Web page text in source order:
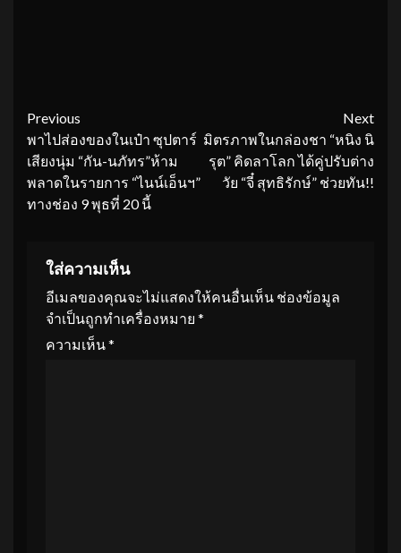
Continue
Reading
Previous
พาไปส่องของในเป๋า ซุปตาร์
เสียงนุ่ม “กัน-นภัทร”ห้าม
พลาดในรายการ “ไนน์เอ็นฯ”
ทางช่อง 9 พุธที่ 20 นี้
Next
มิตรภาพในกล่องชา “หนิง นิ
รุต” คิดลาโลก ได้คู่ปรับต่าง
วัย “จี๋ สุทธิรักษ์” ช่วยทัน!!
ใส่ความเห็น
อีเมลของคุณจะไม่แสดงให้คนอื่นเห็น ช่องข้อมูล
จำเป็นถูกทำเครื่องหมาย *
ความเห็น*